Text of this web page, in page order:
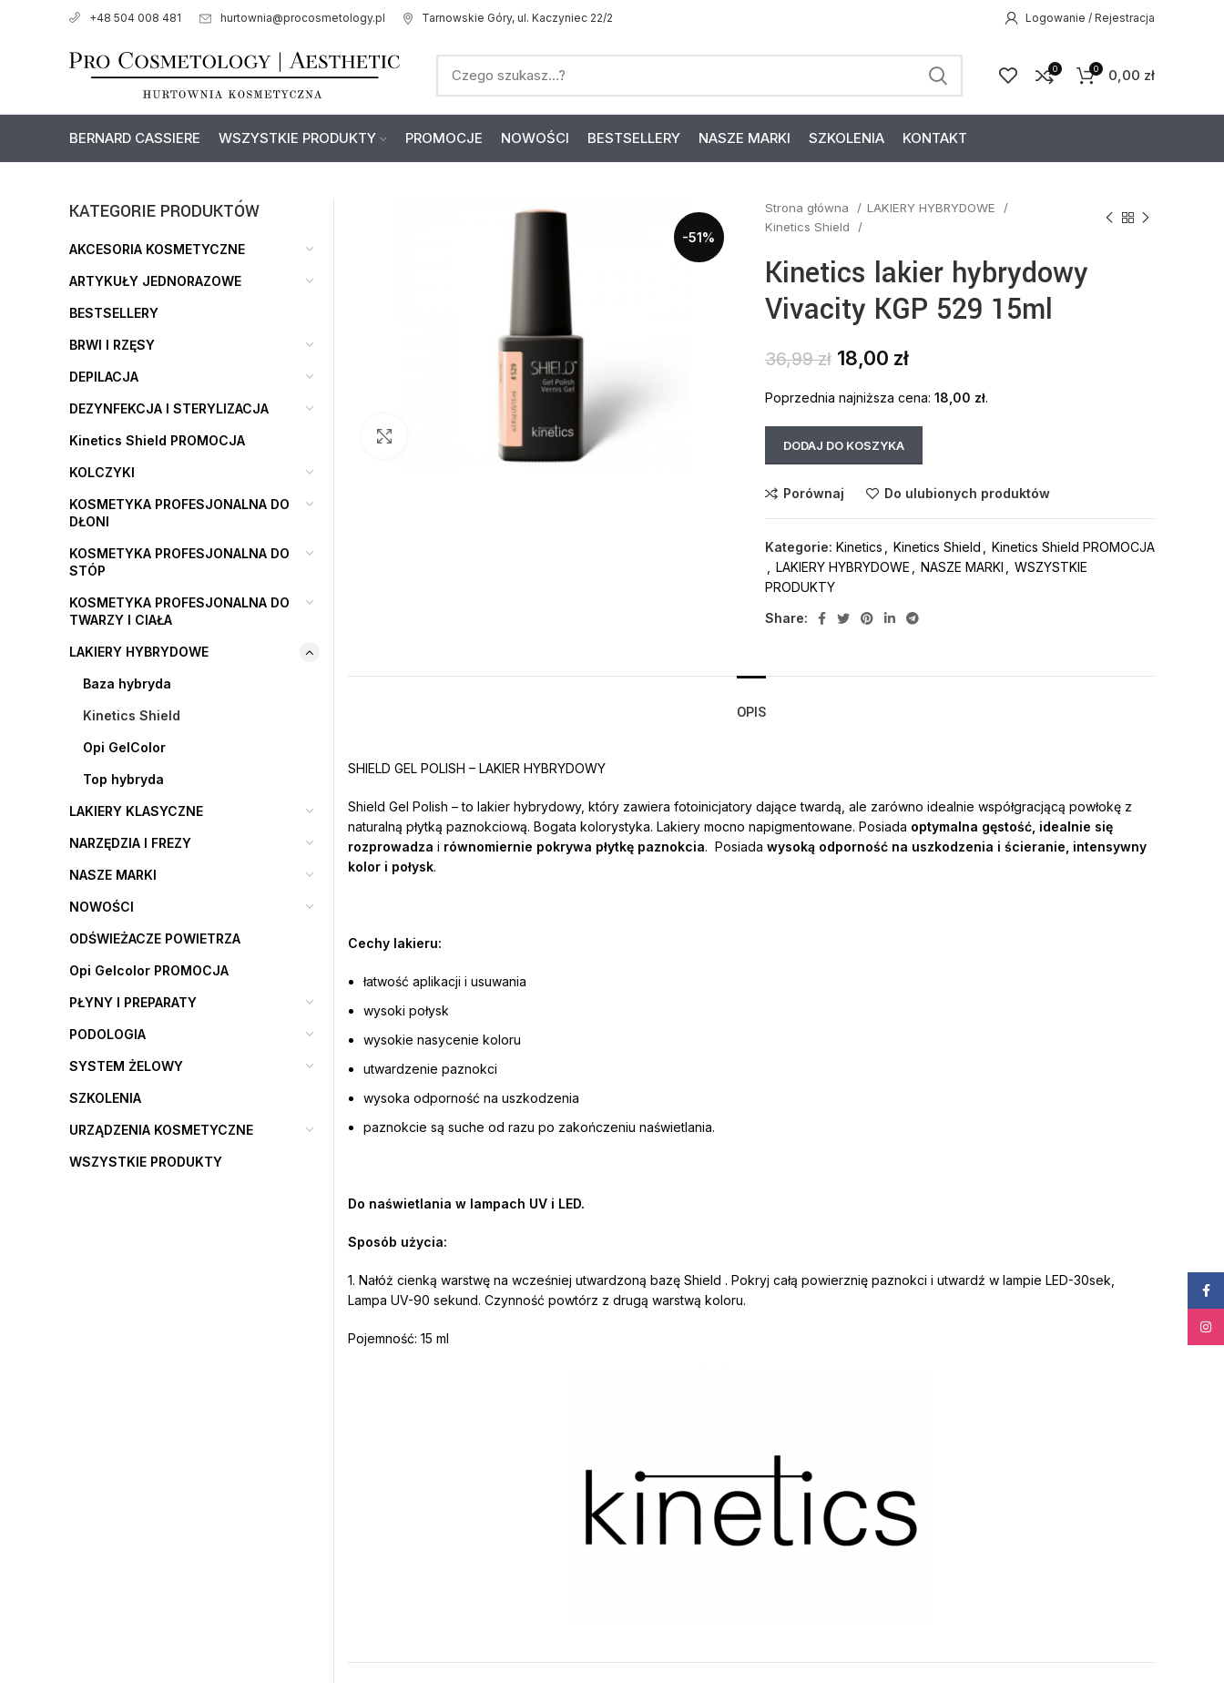
+48 504 008 481 hurtownia@procosmetology.pl Tarnowskie Góry, ul. Kaczyniec 22/2 Logowanie / Rejestracja
0 0 0,00 zł
BERNARD CASSIERE WSZYSTKIE PRODUKTY PROMOCJE NOWOŚCI BESTSELLERY NASZE MARKI SZKOLENIA KONTAKT
-51%
Strona główna
LAKIERY HYBRYDOWE
Kinetics Shield
Kinetics lakier hybrydowy
Vivacity KGP 529 15ml
36,99zł 18,00 zł
Poprzednia najniższa cena: 18,00 zł.
DODAJ DO KOSZYKA
Porównaj Do ulubionych produktów
Kategorie: Kinetics Kinetics Shield
Kinetics Shield PROMOCJA
LAKIERY HYBRYDOWE NASZE MARKI
WSZYSTKIE
PRODUKTY
Share:
OPIS
SHIELD GEL POLISH – LAKIER HYBRYDOWY
Shield Gel Polish – to lakier hybrydowy, który zawiera fotoinicjatory dające twardą, ale zarówno idealnie współgracjącą powłokę z
naturalną płytką paznokciową. Bogata kolorystyka. Lakiery mocno napigmentowane. Posiada optymalna gęstość, idealnie się
rozprowadza i równomiernie pokrywa płytkę paznokcia. Posiada wysoką odporność na uszkodzenia i ścieranie, intensywny
kolor i połysk.
Cechy lakieru:
łatwość aplikacji i usuwania
wysoki połysk
wysokie nasycenie koloru
utwardzenie paznokci
wysoka odporność na uszkodzenia
paznokcie są suche od razu po zakończeniu naświetlania.
Do naświetlania w lampach UV i LED.
Sposób użycia:
1. Nałóż cienką warstwę na wcześniej utwardzoną bazę Shield . Pokryj całą powierznię paznokci i utwardź w lampie LED-30sek,
Lampa UV-90 sekund. Czynność powtórz z drugą warstwą koloru.
Pojemność: 15 ml
KATEGORIE PRODUKTÓW
AKCESORIA KOSMETYCZNE
ARTYKUŁY JEDNORAZOWE
BESTSELLERY
BRWI I RZĘSY
DEPILACJA
DEZYNFEKCJA I STERYLIZACJA
Kinetics Shield PROMOCJA
KOLCZYKI
KOSMETYKA PROFESJONALNA DO
DŁONI
KOSMETYKA PROFESJONALNA DO
STÓP
KOSMETYKA PROFESJONALNA DO
TWARZY I CIAŁA
LAKIERY HYBRYDOWE
Baza hybryda
Kinetics Shield
Opi GelColor
Top hybryda
LAKIERY KLASYCZNE
NARZĘDZIA I FREZY
NASZE MARKI
NOWOŚCI
ODŚWIEŻACZE POWIETRZA
Opi Gelcolor PROMOCJA
PŁYNY I PREPARATY
PODOLOGIA
SYSTEM ŻELOWY
SZKOLENIA
URZĄDZENIA KOSMETYCZNE
WSZYSTKIE PRODUKTY